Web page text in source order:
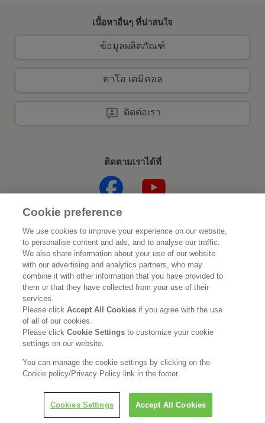
เนื้อหาอื่นๆ ที่น่าสนใจ
ข้อมูลผลิตภัณฑ์
คาโอ เคมิคอล
ติดต่อเรา
ติดตามเราได้ที่
หน้าแรก เกี่ยวกับคาโอ
ความยั่งยืน นวัตกรรม
แบรนด์ของเรา ข่าวประชาสัมพันธ์
ร่วมงานกับเรา
คำชี้แจงทางกฎหมาย นโยบายความเป็นส่วนตัว
นโยบายการใช้สื่อสังคมออนไลน์
Copyright © Kao Industrial (Thailand) Co., Ltd. All rights reserved.
Cookie preference
We use cookies to improve your experience on our website,
to personalise content and ads, and to analyse our traffic.
We also share information about your use of our website
with our advertising and analytics partners, who may
combine it with other information that you have provided to
them or that they have collected from your use of their
services.
Please clickAccept All Cookies if you agree with the use
of all of our cookies.
Please clickCookie Settingsto customize your cookie
settings on our website.
You can manage the cookie settings by clicking on the
Cookie policy/Privacy Policy link in the footer.
Cookies Settings Accept All Cookies